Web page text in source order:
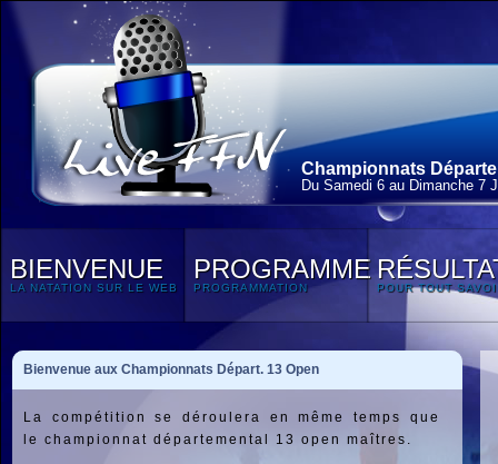
Championnats
Du Samedi 6 au Dimanche 7
BIENVENUE
LA NATATION SUR LE WEB
PROGRAMME
PROGRAMMATION POUR TOUT
Bienvenue aux Championnats Départ. 13 Open
La compétition se déroulera en même temps que
le championnat départemental 13 open maîtres.